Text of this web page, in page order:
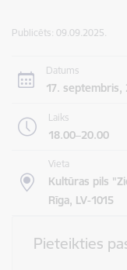
Publicēts: 09.09.2025.
Datums
17. septembris,
Laiks
18.00–20.00
Vieta
Kultūras pils
Rīga, LV-1015
Pieteikties